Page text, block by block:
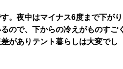
。夜中はマイナス6度まで下がり
ので、下からの冷えがものすごく
がありテント暮らしは大変でし